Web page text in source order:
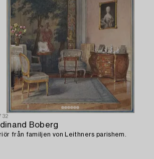
Boberg
från familjen von Leithners parishem.